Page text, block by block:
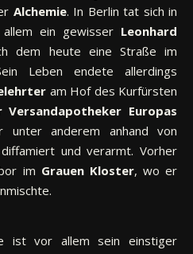
Alchemie. In Berlin tat sich in
ein gewisser Leonhard
dem heute eine Straße im
Leben endete allerdings
am Hof des Kurfürsten
Versandapotheker Europas
unter anderem anhand von
und verarmt. Vorher
im Grauen Kloster, wo er
ist vor allem sein einstiger